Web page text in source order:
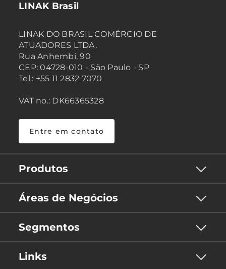
LINAK Brasil
LINAK DO BRASIL COMÉRCIO DE
ATUADORES LTDA.
Rua Anhembi, 90
CEP: 04728-010 - São Paulo - SP
Tel.: +55 11 2832 7070
VAT no.: DK66365328
Entre em contato
Produtos
Áreas de Negócios
Segmentos
Links